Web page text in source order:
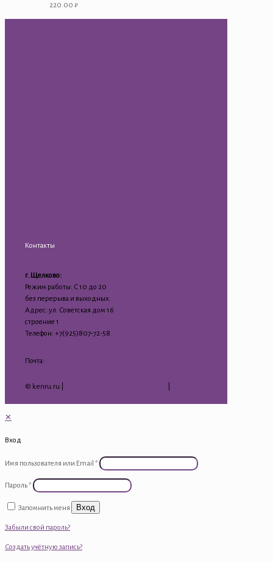
220.00 ₽
Контакты
г. Щелково:
Режим работы: С 10 до 20
без перерыва и выходных.
Адрес: ул. Советская дом 16
строение 1
Телефон: +7(925)807-72-58
Почта:
© kenru.ru |
✕
Вход
Имя пользователя или Email *
Пароль*
Запомнить меня Вход
Забыли свой пароль?
Создать учётную запись?